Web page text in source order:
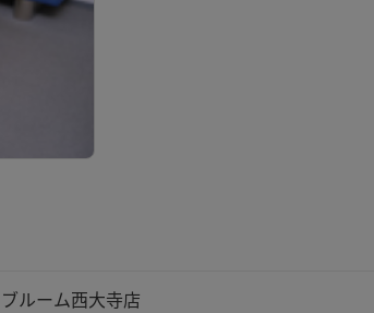
ブルーム西大寺店